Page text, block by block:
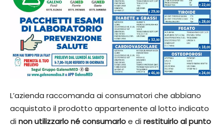
L’azienda raccomanda ai consumatori che abbiano
acquistato il prodotto appartenente al lotto indicato
dinon utilizzarlo né consumarloe direstituirlo al punto